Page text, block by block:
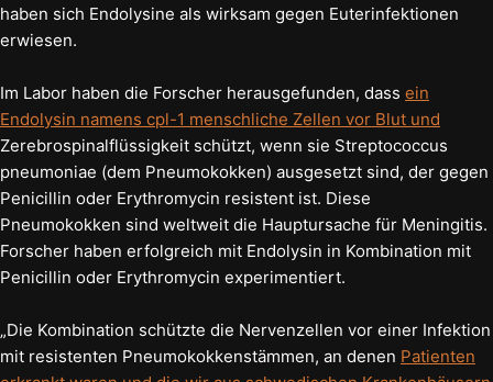
haben sich Endolysine als wirksam gegen Euterinfektionen
erwiesen.
Im Labor haben die Forscher herausgefunden, dass ein
Endolysin namens cpl-1 menschliche Zellen vor Blut und
Zerebrospinalflüssigkeit schützt, wenn sie Streptococcus
pneumoniae (dem Pneumokokken) ausgesetzt sind, der gegen
Penicillin oder Erythromycin resistent ist. Diese
Pneumokokken sind weltweit die Hauptursache für Meningitis.
Forscher haben erfolgreich mit Endolysin in Kombination mit
Penicillin oder Erythromycin experimentiert.
„Die Kombination schützte die Nervenzellen vor einer Infektion
mit resistenten Pneumokokkenstämmen, an denen Patienten